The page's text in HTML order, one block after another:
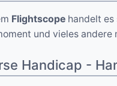
Flightscope handelt
und vieles
Handicap -